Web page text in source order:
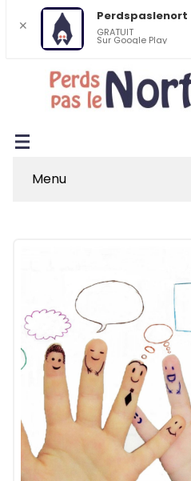
Menu
✕
Perdspaslenort
GRATUIT
Sur Google Play